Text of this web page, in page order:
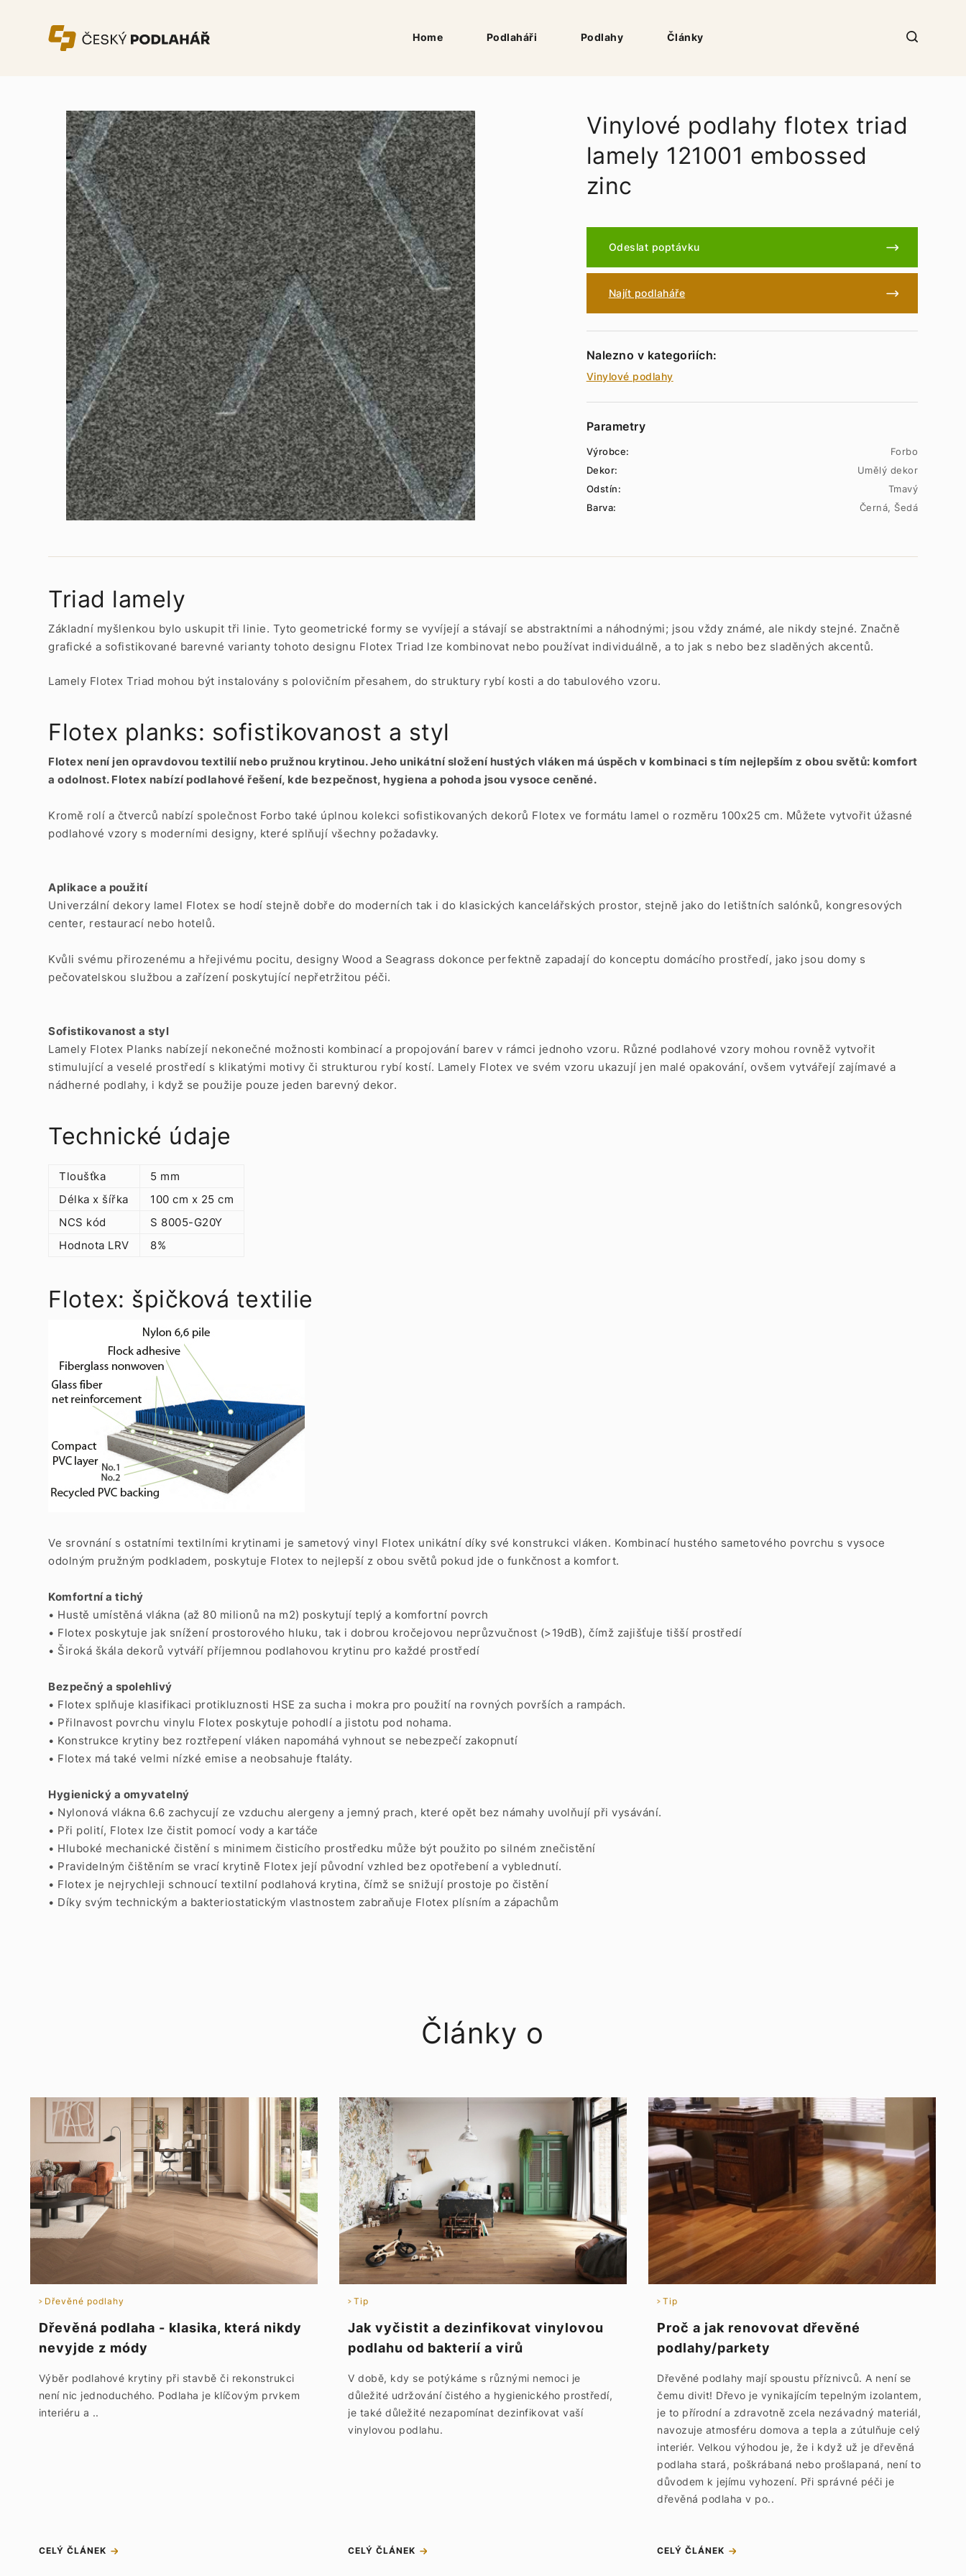
Home Podlaháři Podlahy Články
Vinylové podlahy flotex triad
lamely 121001 embossed
zinc
Odeslat poptávku
Najít podlaháře
Nalezno v kategoriích:
Vinylové podlahy
Parametry
Výrobce:
Forbo
Dekor:
Umělý dekor
Odstín:
Tmavý
Barva:
Černá, Šedá
Triad lamely
Základní myšlenkou bylo uskupit tři linie. Tyto geometrické formy se vyvíjejí a stávají se abstraktními a náhodnými; jsou vždy známé, ale nikdy stejné. Značně
grafické a sofistikované barevné varianty tohoto designu Flotex Triad lze kombinovat nebo používat individuálně, a to jak s nebo bez sladěných akcentů.
Lamely Flotex Triad mohou být instalovány s polovičním přesahem, do struktury rybí kosti a do tabulového vzoru.
Flotex planks: sofistikovanost a styl
Flotex není jen opravdovou textilií nebo pružnou krytinou. Jeho unikátní složení hustých vláken má úspěch v kombinaci s tím nejlepším z obou světů: komfort
a odolnost. Flotex nabízí podlahové řešení, kde bezpečnost, hygiena a pohoda jsou vysoce ceněné.
Kromě rolí a čtverců nabízí společnost Forbo také úplnou kolekci sofistikovaných dekorů Flotex ve formátu lamel o rozměru 100x25 cm. Můžete vytvořit úžasné
podlahové vzory s moderními designy, které splňují všechny požadavky.
Aplikace a použití
Univerzální dekory lamel Flotex se hodí stejně dobře do moderních tak i do klasických kancelářských prostor, stejně jako do letištních salónků, kongresových
center, restaurací nebo hotelů.
Kvůli svému přirozenému a hřejivému pocitu, designy Wood a Seagrass dokonce perfektně zapadají do konceptu domácího prostředí, jako jsou domy s
pečovatelskou službou a zařízení poskytující nepřetržitou péči.
Sofistikovanost a styl
Lamely Flotex Planks nabízejí nekonečné možnosti kombinací a propojování barev v rámci jednoho vzoru. Různé podlahové vzory mohou rovněž vytvořit
stimulující a veselé prostředí s klikatými motivy či strukturou rybí kostí. Lamely Flotex ve svém vzoru ukazují jen malé opakování, ovšem vytvářejí zajímavé a
nádherné podlahy, i když se použije pouze jeden barevný dekor.
Technické údaje
Tloušťka
5 mm
Délka x šířka
100 cm x 25 cm
NCS kód
S 8005-G20Y
Hodnota LRV
8%
Flotex: špičková textilie
Ve srovnání s ostatními textilními krytinami je sametový vinyl Flotex unikátní díky své konstrukci vláken. Kombinací hustého sametového povrchu s vysoce
odolným pružným podkladem, poskytuje Flotex to nejlepší z obou světů pokud jde o funkčnost a komfort.
Komfortní a tichý
• Hustě umístěná vlákna (až 80 milionů na m2) poskytují teplý a komfortní povrch
• Flotex poskytuje jak snížení prostorového hluku, tak i dobrou kročejovou neprůzvučnost (>19dB), čímž zajišťuje tišší prostředí
• Široká škála dekorů vytváří příjemnou podlahovou krytinu pro každé prostředí
Bezpečný a spolehlivý
• Flotex splňuje klasifikaci protikluznosti HSE za sucha i mokra pro použití na rovných površích a rampách.
• Přilnavost povrchu vinylu Flotex poskytuje pohodlí a jistotu pod nohama.
• Konstrukce krytiny bez roztřepení vláken napomáhá vyhnout se nebezpečí zakopnutí
• Flotex má také velmi nízké emise a neobsahuje ftaláty.
Hygienický a omyvatelný
• Nylonová vlákna 6.6 zachycují ze vzduchu alergeny a jemný prach, které opět bez námahy uvolňují při vysávání.
• Při polití, Flotex lze čistit pomocí vody a kartáče
• Hluboké mechanické čistění s minimem čisticího prostředku může být použito po silném znečistění
• Pravidelným čištěním se vrací krytině Flotex její původní vzhled bez opotřebení a vyblednutí.
• Flotex je nejrychleji schnoucí textilní podlahová krytina, čímž se snižují prostoje po čistění
• Díky svým technickým a bakteriostatickým vlastnostem zabraňuje Flotex plísním a zápachům
Články o
Dřevěné podlahy
Dřevěná podlaha - klasika, která nikdy
nevyjde z módy
Výběr podlahové krytiny při stavbě či rekonstrukci
není nic jednoduchého. Podlaha je klíčovým prvkem
interiéru a ..
CELÝ ČLÁNEK
Tip
Jak vyčistit a dezinfikovat vinylovou
podlahu od bakterií a virů
V době, kdy se potýkáme s různými nemoci je
důležité udržování čistého a hygienického prostředí,
je také důležité nezapomínat dezinfikovat vaší
vinylovou podlahu.
CELÝ ČLÁNEK
Tip
Proč a jak renovovat dřevěné
podlahy/parkety
Dřevěné podlahy mají spoustu příznivců. A není se
čemu divit! Dřevo je vynikajícím tepelným izolantem,
je to přírodní a zdravotně zcela nezávadný materiál,
navozuje atmosféru domova a tepla a zútulňuje celý
interiér. Velkou výhodou je, že i když už je dřevěná
podlaha stará, poškrábaná nebo prošlapaná, není to
důvodem k jejímu vyhození. Při správné péči je
dřevěná podlaha v po..
CELÝ ČLÁNEK